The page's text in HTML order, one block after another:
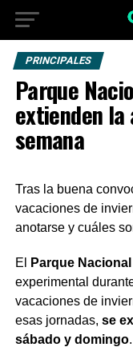
PRINCIPALES
Parque
extienden
semana
Tras la buena
vacaciones de
anotarse y cuáles
El Parque
experimental
vacaciones de
esas jornadas, se
sábado y domingo